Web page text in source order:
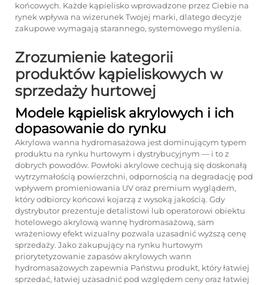
końcowych. Każde kąpielisko wprowadzone przez Ciebie na
rynek wpływa na wizerunek Twojej marki, dlatego decyzje
zakupowe wymagają starannego, systemowego myślenia.
Zrozumienie kategorii
produktów kąpieliskowych w
sprzedaży hurtowej
Modele kąpielisk akrylowych i ich
dopasowanie do rynku
Akrylowa wanna hydromasażowa jest dominującym typem
produktu na rynku hurtowym i dystrybucyjnym — i to z
dobrych powodów. Powłoki akrylowe cechują się doskonałą
wytrzymałością powierzchni, odpornością na degradację pod
wpływem promieniowania UV oraz premium wyglądem,
który odbiorcy końcowi kojarzą z wysoką jakością. Gdy
dystrybutor prezentuje detalistowi lub operatorowi obiektu
hotelowego akrylową wannę hydromasażową, sam
wrażeniowy efekt wizualny pozwala uzasadnić wyższą cenę
sprzedaży. Jako zakupujący na rynku hurtowym
priorytetyzowanie zapasów akrylowych wann
hydromasażowych zapewnia Państwu produkt, który łatwiej
sprzedać, łatwiej uzasadnić pod względem ceny oraz łatwiej